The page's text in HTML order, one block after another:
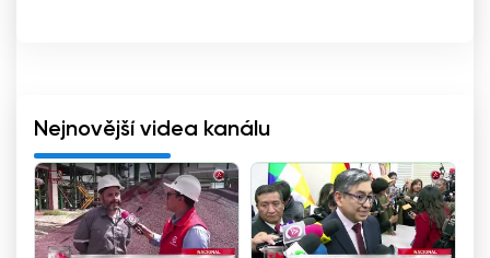
V Cadena A si uživatelé mohou vychutnat
pestrou a kvalitní programovou nabídku. Vynikají
především zábavné pořady, jako jsou reality
show, varietní pořady a dokumenty. Kromě toho
nabízí také živé národní a mezinárodní
Nejnovější videa kanálu